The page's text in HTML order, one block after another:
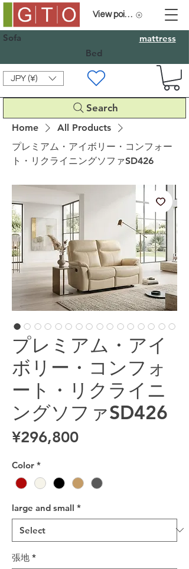
Sofa
mattress
Bed
JPY (¥)
Search
View points
Home
All Products
プレミアム・アイボリー・コンフォー
ト・リクライニングソファSD426
プレミアム・アイ
ボリー・コンフォ
ート・リクライニ
ングソファSD426
¥296,800Price
Color *
large and small *
張地 *